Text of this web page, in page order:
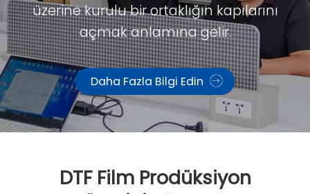
üzerine kurulu bir ortaklığın kapılarını
açmak anlamına gelir.
Daha Fazla Bilgi Edin
DTF Film Prodüksiyon